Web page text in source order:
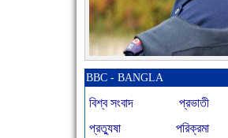
নতুনবাজার পুলিশ ফাঁড়ি সীমিত জনবলে
করছে
BBC - BANGLA
বিশ্ব সংবাদ
প্রভাতী
প্রত্যুষা
পরিক্রমা